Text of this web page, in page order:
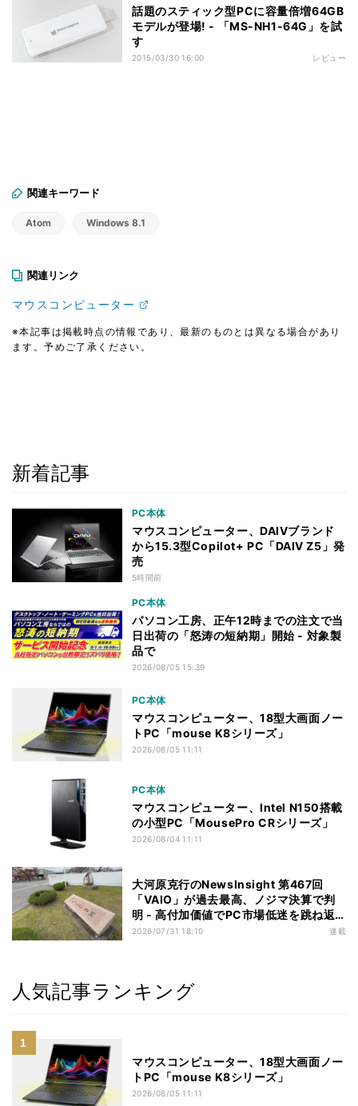
話題のスティック型PCに容量倍増64GB
モデルが登場! - 「MS-NH1-64G」を試
す
2015/03/30 16:00 レビュー
関連キーワード
Atom Windows 8.1
関連リンク
マウスコンピューター
※本記事は掲載時点の情報であり、最新のものとは異なる場合があり
ます。予めご了承ください。
新着記事
PC本体
マウスコンピューター、DAIVブランド
から15.3型Copilot+ PC「DAIV Z5」発
売
5時間前
PC本体
パソコン工房、正午12時までの注文で当
日出荷の「怒涛の短納期」開始 - 対象製
品で
2026/08/05 15:39
PC本体
マウスコンピューター、18型大画面ノー
トPC「mouse K8シリーズ」
2026/08/05 11:11
PC本体
マウスコンピューター、Intel N150搭載
の小型PC「MousePro CRシリーズ」
2026/08/04 11:11
大河原克行のNewsInsight 第467回
「VAIO」が過去最高、ノジマ決算で判
明 - 高付加価値でPC市場低迷を跳ね返
す
2026/07/31 18:10 連載
人気記事ランキング
マウスコンピューター、18型大画面ノー
トPC「mouse K8シリーズ」
2026/08/05 11:11